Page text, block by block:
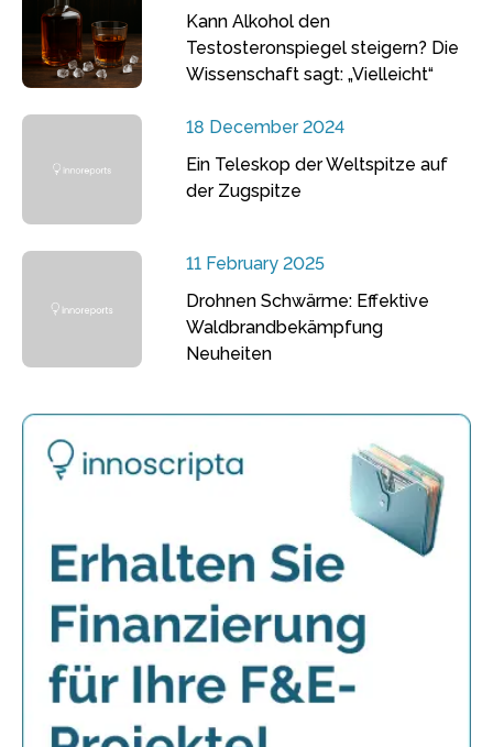
Kann Alkohol den
Testosteronspiegel steigern? Die
Wissenschaft sagt: „Vielleicht“
18 December 2024
Ein Teleskop der Weltspitze auf
der Zugspitze
11 February 2025
Drohnen Schwärme: Effektive
Waldbrandbekämpfung
Neuheiten